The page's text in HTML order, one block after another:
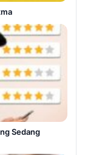
Sedang